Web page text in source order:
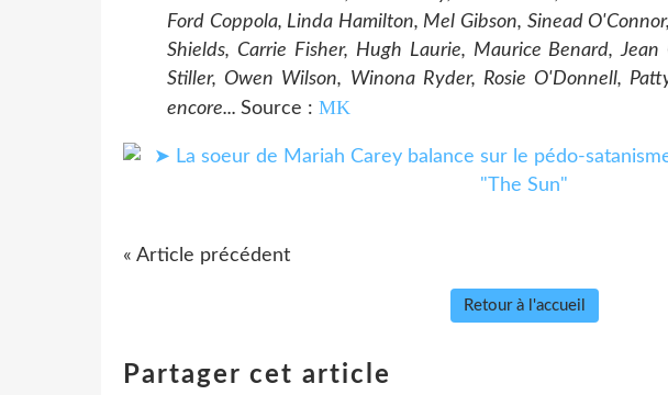
Ford Coppola, Linda Hamilton, Mel Gibson, Sinead
Shields, Carrie Fisher, Hugh Laurie, Maurice Benard, Jean
Stiller, Owen Wilson, Winona Ryder, Rosie O'Donnell,
encore... Source : MK
« Article précédent
Retour à l'accueil
Partager cet article